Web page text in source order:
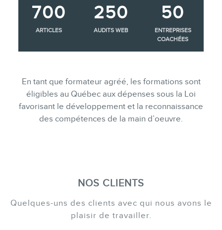
700
ARTICLES
250
AUDITS WEB
50
ENTREPRISES
COACHÉES
En tant que formateur agréé, les formations sont
éligibles au Québec aux dépenses sous la Loi
favorisant le développement et la reconnaissance
des compétences de la main d’oeuvre.
NOS CLIENTS
Quelques-uns des clients avec qui nous avons le
plaisir de travailler.